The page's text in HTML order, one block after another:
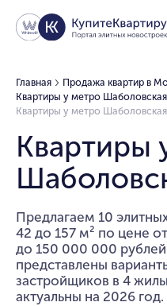
Главная Продажа квартир в
Квартиры у метро Шаболовская
Квартиры у метро Шаболовская
Квартиры
Предлагаем 10
42 до 157 м² по цене
до 150 000 000
представлены
застройщиков в 4
актуальны на 2026 год.